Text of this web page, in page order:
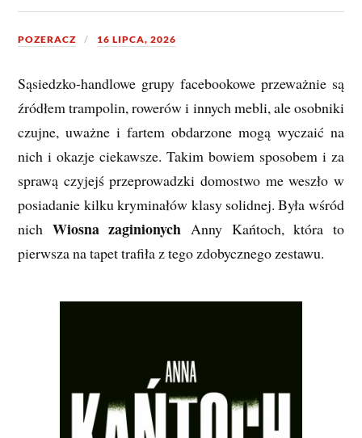
POZERACZ 16 LIPCA, 2026
Sąsiedzko-handlowe grupy facebookowe przeważnie są
źródłem trampolin, rowerów i innych mebli, ale osobniki
czujne, uważne i fartem obdarzone mogą wyczaić na
nich i okazje ciekawsze. Takim bowiem sposobem i za
sprawą czyjejś przeprowadzki domostwo me weszło w
posiadanie kilku kryminałów klasy solidnej. Była wśród
nich Wiosna zaginionych Anny Kańtoch, która to
pierwsza na tapet trafiła z tego zdobycznego zestawu.